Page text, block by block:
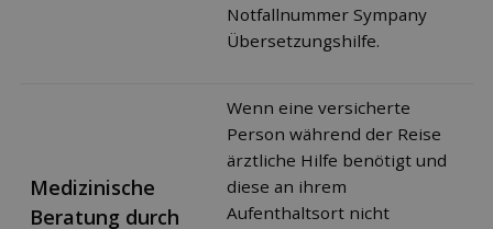
Notfallnummer Sympany
Übersetzungshilfe.
Medizinische
Beratung durch
Wenn eine versicherte
Person während der Reise
ärztliche Hilfe benötigt und
diese an ihrem
Aufenthaltsort nicht